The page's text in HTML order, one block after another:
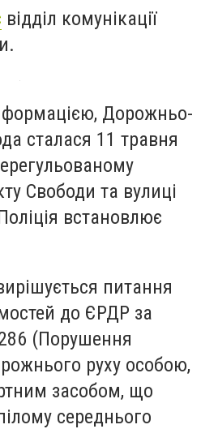
відділ комунікації
Дорожньо-
сталася 11 травня
Свободи та вулиці
встановлює
питання
до ЄРДР за
(Порушення
руху особою,
засобом, що
середнього